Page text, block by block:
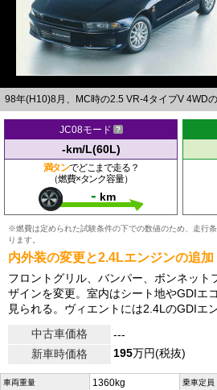
98年(H10)8月、MC時の2.5 VR-4タイプV 4WD
JC08モード
-km/L(60L)
満タンでどこまで走る？
（燃費×タンク容量）
- km
※燃費は定められた試験条件の下での数値のため、走行
ります。
内外装の変更と2.4Lエンジンの追加
フロントグリル、バンパー、ボンネット
ザインを変更。室内はシート地やGDIエ
見られる。ヴィエントには2.4LのGDIエ
中古車価格
---
新車時価格
195万円(税抜)
車両重量 1360kg 乗車定員